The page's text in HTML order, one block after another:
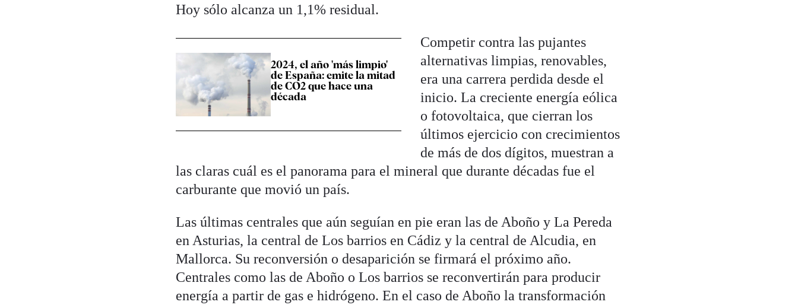
Hoy sólo alcanza un 1,1% residual.
2024, el año 'más limpio'
de España: emite la mitad
de CO2 que hace una
década
Competir contra las pujantes
alternativas limpias, renovables,
era una carrera perdida desde el
inicio. La creciente energía eólica
o fotovoltaica, que cierran los
últimos ejercicio con crecimientos
de más de dos dígitos, muestran a
las claras cuál es el panorama para el mineral que durante décadas fue el
carburante que movió un país.
Las últimas centrales que aún seguían en pie eran las de Aboño y La Pereda
en Asturias, la central de Los barrios en Cádiz y la central de Alcudia, en
Mallorca. Su reconversión o desaparición se firmará el próximo año.
Centrales como las de Aboño o Los barrios se reconvertirán para producir
energía a partir de gas e hidrógeno. En el caso de Aboño la transformación